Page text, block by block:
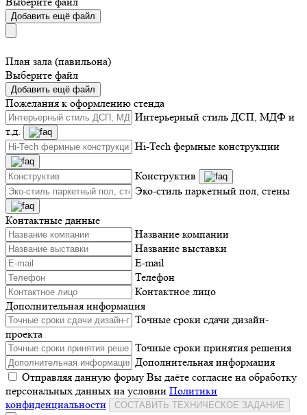
Добавить ещё файл
План зала (павильона)
Выберите файл
Добавить ещё файл
Пожелания к оформлению стенда
Интерьерный стиль ДСП, МДФ и
т.д.
Hi-Tech фермные конструкции
Конструктив
Эко-стиль паркетный пол, стены
Контактные данные
Название компании
Название выставки
E-mail
Телефон
Контактное лицо
Дополнительная информация
Точные сроки сдачи дизайн-
проекта
Точные сроки принятия решения
Дополнительная информация
Отправляя данную форму Вы даёте согласие на обработку
персональных данных на условии Политики
конфиденциальности
СОСТАВИТЬ ТЕХНИЧЕСКОЕ ЗАДАНИЕ